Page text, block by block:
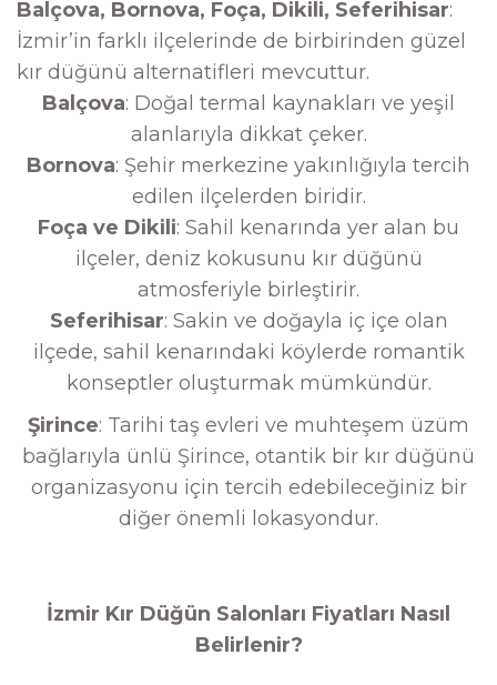
Balçova, Bornova, Foça, Dikili, Seferihisar:
İzmir’in farklı ilçelerinde de birbirinden güzel
kır düğünü alternatifleri mevcuttur.
Balçova: Doğal termal kaynakları ve yeşil
alanlarıyla dikkat çeker.
Bornova: Şehir merkezine yakınlığıyla tercih
edilen ilçelerden biridir.
Foça ve Dikili: Sahil kenarında yer alan bu
ilçeler, deniz kokusunu kır düğünü
atmosferiyle birleştirir.
Seferihisar: Sakin ve doğayla iç içe olan
ilçede, sahil kenarındaki köylerde romantik
konseptler oluşturmak mümkündür.
Şirince: Tarihi taş evleri ve muhteşem üzüm
bağlarıyla ünlü Şirince, otantik bir kır düğünü
organizasyonu için tercih edebileceğiniz bir
diğer önemli lokasyondur.
İzmir Kır Düğün Salonları Fiyatları Nasıl
Belirlenir?